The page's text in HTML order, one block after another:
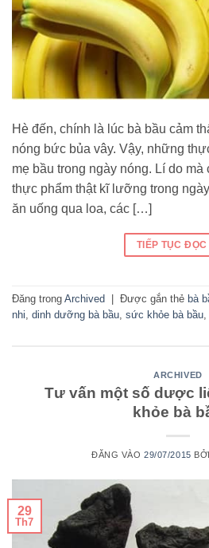
Hè đến, chính là lúc bà bầu cảm
nóng bức bủa vây. Vậy, những
mẹ bầu trong ngày nóng. Lí do mà
thực phẩm thật kĩ lưỡng trong
ăn uống qua loa, các […]
TIẾP TỤC ĐỌC
Đăng trong Archived Được gắn thẻ bà
nhi, dinh dưỡng bà bầu, sức khỏe bà bầu,
ARCHIVED
Tư vấn một số dược
khỏe bà
ĐĂNG VÀO29/07/2015
29
Th7